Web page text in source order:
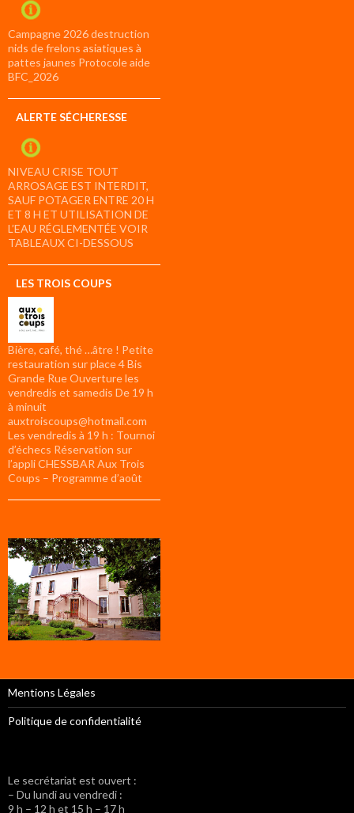
Campagne 2026 destruction
nids de frelons asiatiques à
pattes jaunes Protocole aide
BFC_2026
ALERTE SÉCHERESSE
NIVEAU CRISE TOUT
ARROSAGE EST INTERDIT,
SAUF POTAGER ENTRE 20 H
ET 8 H ET UTILISATION DE
L’EAU RÉGLEMENTÉE VOIR
TABLEAUX CI-DESSOUS
LES TROIS COUPS
Bière, café, thé …âtre ! Petite
restauration sur place 4 Bis
Grande Rue Ouverture les
vendredis et samedis De 19 h
à minuit
auxtroiscoups@hotmail.com
Les vendredis à 19 h : Tournoi
d’échecs Réservation sur
l’appli CHESSBAR Aux Trois
Coups – Programme d’août
Mentions Légales
Politique de confidentialité
Le secrétariat est ouvert :
– Du lundi au vendredi :
9 h – 12 h et 15 h – 17 h